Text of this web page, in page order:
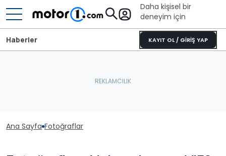
Daha kişisel bir
deneyim için
KAYIT OL / GİRİŞ YAP
Haberler
Ana Sayfa Fotoğraflar